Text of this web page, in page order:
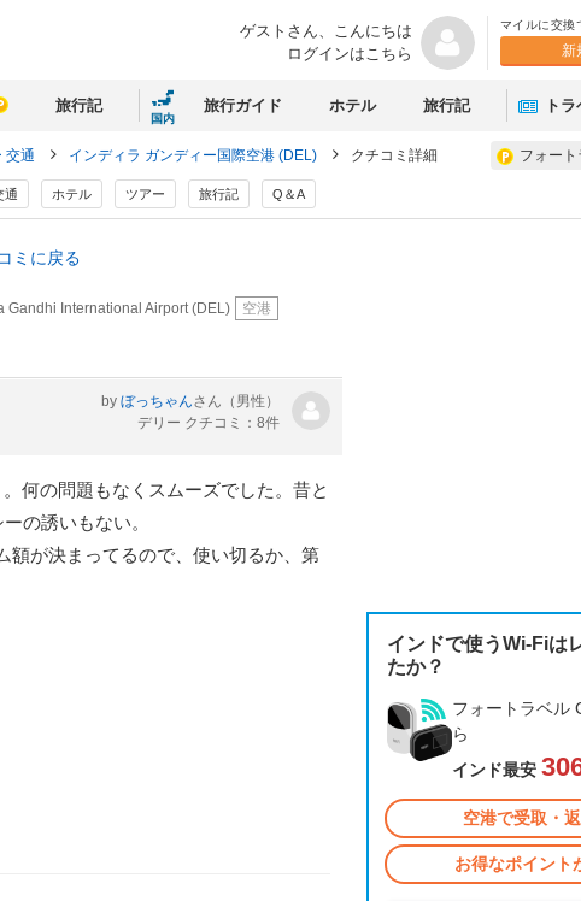
ゲストさん、 こんにちは
ログインはこちら
マイルに交換
新
旅行記
国内
旅行ガイド ホテル 旅行記 ト
フォート
交通 インディラ ガンディー国際空港 (DEL) クチコミ詳細
通 ホテル ツアー 旅行記 Q＆A
ミに戻る
Gandhi International Airport (DEL) 空港
by ぼっちゃんさん （男性）
デリー クチコミ：8件
何の問題もなくスムーズでした。昔と
の誘いもない。
額が決まってるので、使い切るか、第
インドで使うWi-Fiは
たか？
フォートラベル
ら
インド最安
空港で受取・
お得なポイント